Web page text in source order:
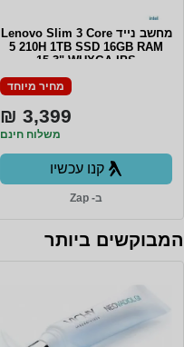
מחשב נייד Lenovo Slim 3 Core
5 210H 1TB SSD 16GB RAM
15.3" WUXGA IPS
TOUCHSCREEN Win11 Backlit
Keyboard COSMIC BLUE 3Y
מחיר מיוחד
3,399 ₪
משלוח חינם
קנו עכשיו
ב- Zap
המבוקשים ביותר